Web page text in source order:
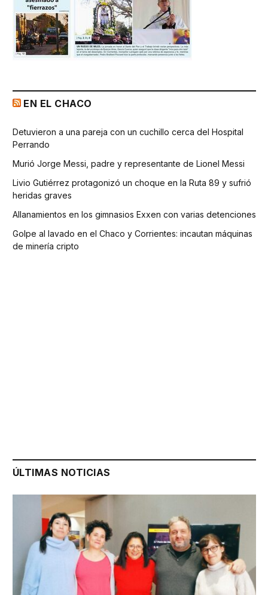
EN EL CHACO
Detuvieron a una pareja con un cuchillo cerca del Hospital
Perrando
Murió Jorge Messi, padre y representante de Lionel Messi
Livio Gutiérrez protagonizó un choque en la Ruta 89 y sufrió
heridas graves
Allanamientos en los gimnasios Exxen con varias detenciones
Golpe al lavado en el Chaco y Corrientes: incautan máquinas
de minería cripto
ÚLTIMAS NOTICIAS